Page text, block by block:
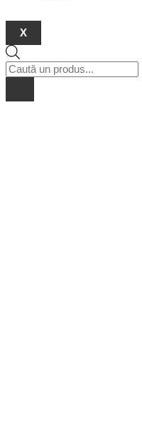
X
Products
search